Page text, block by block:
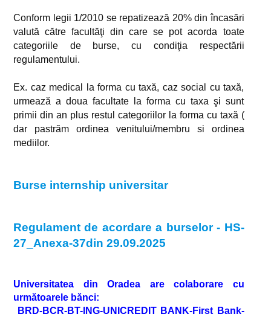
Conform legii 1/2010 se repatizează 20% din încasări
valută către facultăţi din care se pot acorda toate
categoriile de burse, cu condiţia respectării
regulamentului.
Ex. caz medical la forma cu taxă, caz social cu taxă,
urmează a doua facultate la forma cu taxa şi sunt
primii din an plus restul categoriilor la forma cu taxă (
dar pastrăm ordinea venitului/membru si ordinea
mediilor.
Burse internship universitar
Regulament de acordare a burselor - HS-
27_Anexa-37din 29.09.2025
Universitatea din Oradea are colaborare cu
următoarele bănci:
BRD-BCR-BT-ING-UNICREDIT BANK-First Bank-